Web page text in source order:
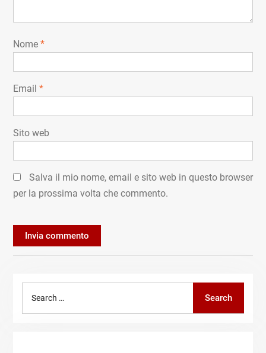
Nome *
Email *
Sito web
Salva il mio nome, email e sito web in questo browser
per la prossima volta che commento.
Search